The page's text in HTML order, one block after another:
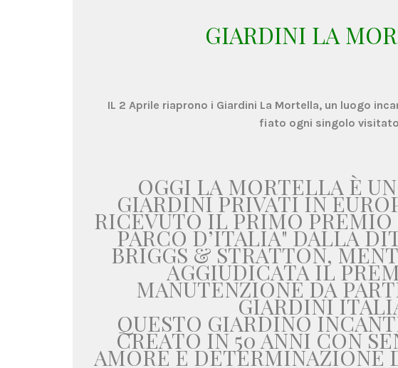
GIARDINI LA
IL 2 Aprile riaprono i Giardini La Mortella, un luogo
fiato ogni singolo
OGGI LA MORTELLA È
GIARDINI PRIVATI IN
RICEVUTO IL PRIMO
PARCO D’ITALIA" DALLA
BRIGGS & STRATTON,
AGGIUDICATA IL
MANUTENZIONE DA
GIARDINI
QUESTO GIARDINO
CREATO IN 50 ANNI CON
AMORE E DETERMINAZIONE